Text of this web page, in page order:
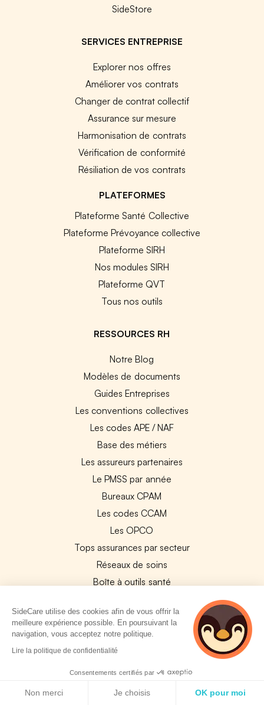
SideStore
SERVICES ENTREPRISE
Explorer nos offres
Améliorer vos contrats
Changer de contrat collectif
Assurance sur mesure
Harmonisation de contrats
Vérification de conformité
Résiliation de vos contrats
PLATEFORMES
Plateforme Santé Collective
Plateforme Prévoyance collective
Plateforme SIRH
Nos modules SIRH
Plateforme QVT
Tous nos outils
RESSOURCES RH
Notre Blog
Modèles de documents
Guides Entreprises
Les conventions collectives
Les codes APE / NAF
Base des métiers
Les assureurs partenaires
Le PMSS par année
Bureaux CPAM
Les codes CCAM
Les OPCO
Tops assurances par secteur
Réseaux de soins
Boîte à outils santé
Les garanties des assurances entreprises
PARTENAIRES
Experts-Comptables
Assureurs Partenaires
Payfit & SideCare
SideCare utilise des cookies afin de vous offrir la
meilleure expérience possible. En poursuivant la
navigation, vous acceptez notre politique.
Lire la politique de confidentialité
Consentements certifiés par
Non merci Je choisis OK pour moi
2 personnes
consultent
actuellement cette